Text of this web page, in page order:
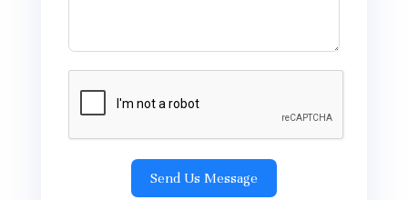
Send Us Message